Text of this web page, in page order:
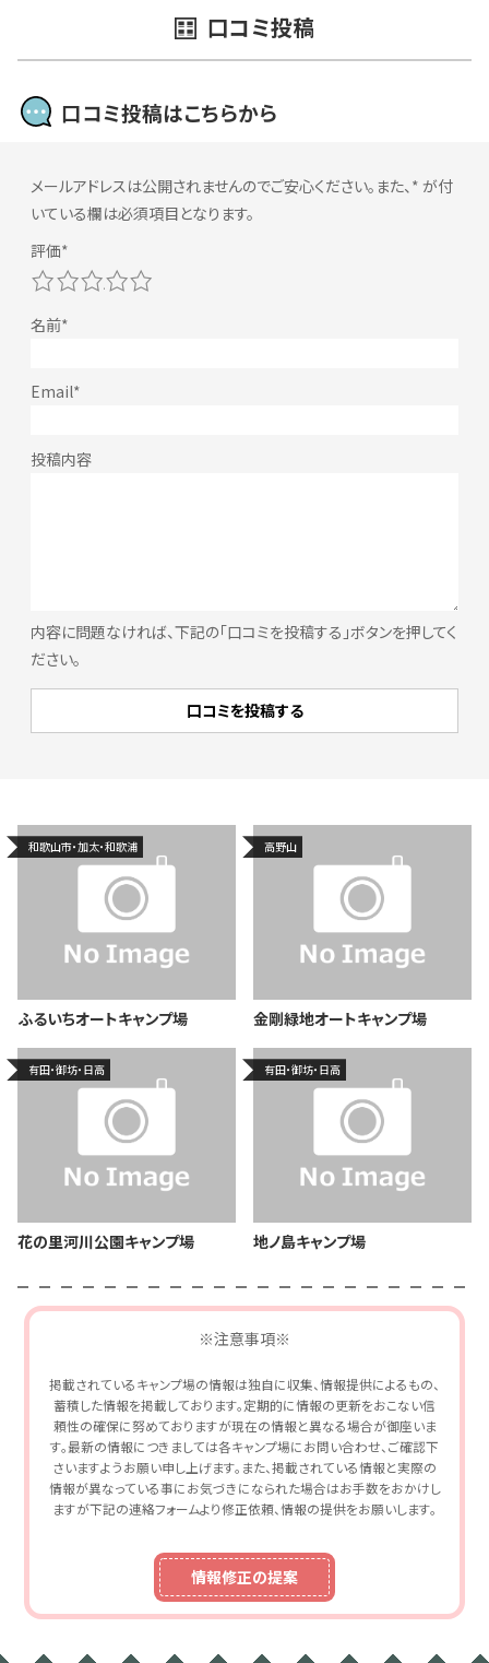
口コミ投稿
口コミ投稿はこちらから
メールアドレスは公開されませんのでご安心ください。また、 * が付
いている欄は必須項目となります。
内容に問題なければ、下記の「口コミを投稿する」ボタンを押してく
ださい。
5
4
3
2
和歌山市・加太・和歌浦
ふるいちオートキャンプ場
高野山
金剛緑地オートキャンプ場
有田・御坊・日高
花の里河川公園キャンプ場
有田・御坊・日高
地ノ島キャンプ場
※注意事項※
掲載されているキャンプ場の情報は独自に収集、情報提供によるもの、
蓄積した情報を掲載しております。定期的に情報の更新をおこない信
頼性の確保に努めておりますが現在の情報と異なる場合が御座いま
す。最新の情報につきましては各キャンプ場にお問い合わせ、ご確認下
さいますようお願い申し上げます。また、掲載されている情報と実際の
情報が異なっている事にお気づきになられた場合はお手数をおかけし
ますが下記の連絡フォームより修正依頼、情報の提供をお願いします。
情報修正の提案